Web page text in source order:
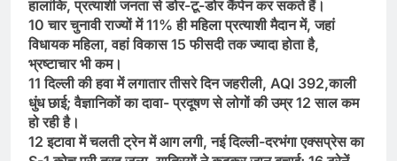
हालांकि, प्रत्याशी जनता से डोर-टू-डोर कैंपेन कर सकते हैं।
10 चार चुनावी राज्यों में 11% ही महिला प्रत्याशी मैदान में, जहां
विधायक महिला, वहां विकास 15 फीसदी तक ज्यादा होता है,
भ्रष्टाचार भी कम।
11 दिल्ली की हवा में लगातार तीसरे दिन जहरीली, AQI 392,काली
धुंध छाई; वैज्ञानिकों का दावा- प्रदूषण से लोगों की उम्र 12 साल कम
हो रही है।
12 इटावा में चलती ट्रेन में आग लगी, नई दिल्ली-दरभंगा एक्सप्रेस का